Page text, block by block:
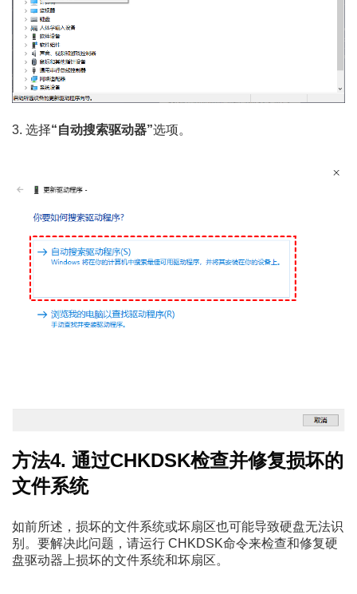
3. 选择“自动搜索驱动器”选项。
方法4. 通过CHKDSK检查并修复损坏的
文件系统
如前所述，损坏的文件系统或坏扇区也可能导致硬盘无法识
别。要解决此问题，请运行 CHKDSK命令来检查和修复硬
盘驱动器上损坏的文件系统和坏扇区。